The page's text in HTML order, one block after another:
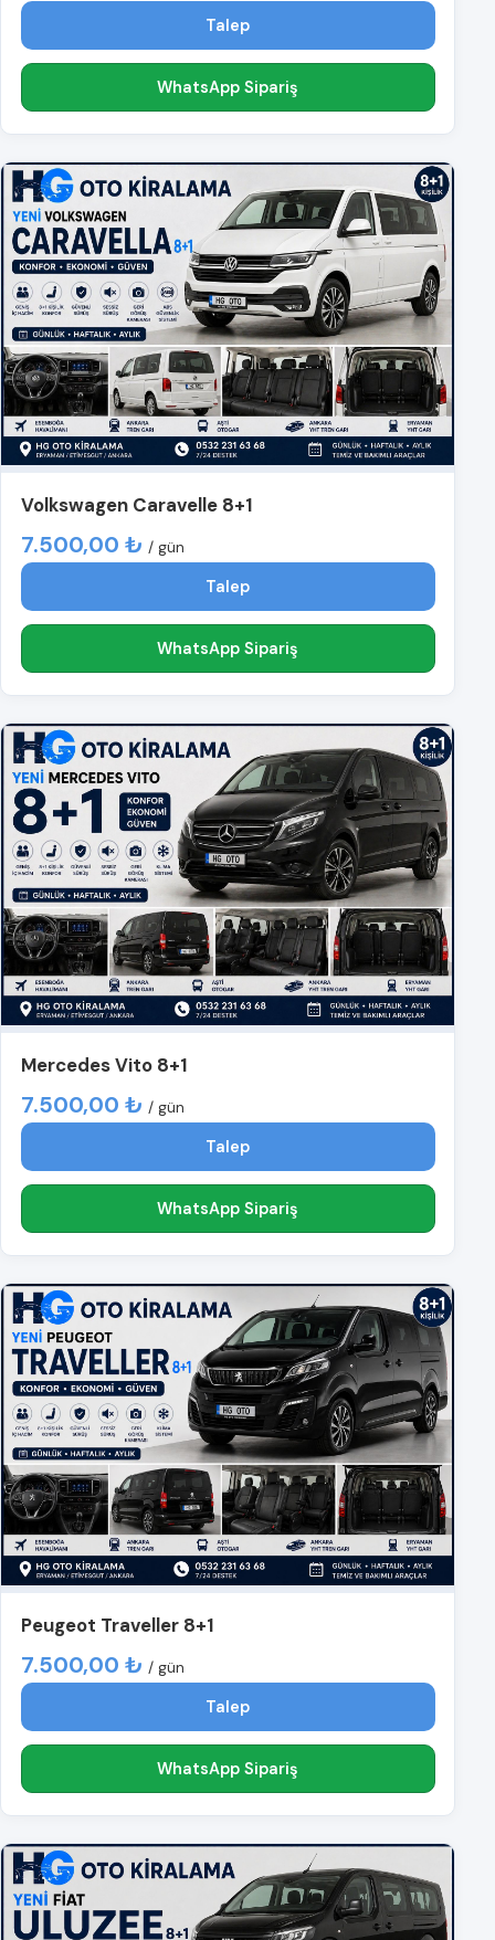
Talep
WhatsApp Sipariş
Volkswagen Caravelle 8+1
7.500,00 ₺ / gün
Talep
WhatsApp Sipariş
Mercedes Vito 8+1
7.500,00 ₺ / gün
Talep
WhatsApp Sipariş
Peugeot Traveller 8+1
7.500,00 ₺ / gün
Talep
WhatsApp Sipariş